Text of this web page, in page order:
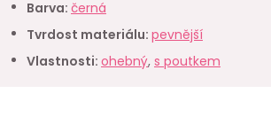
Barva: černá
Tvrdost materiálu: pevnější
Vlastnosti: ohebný, s poutkem